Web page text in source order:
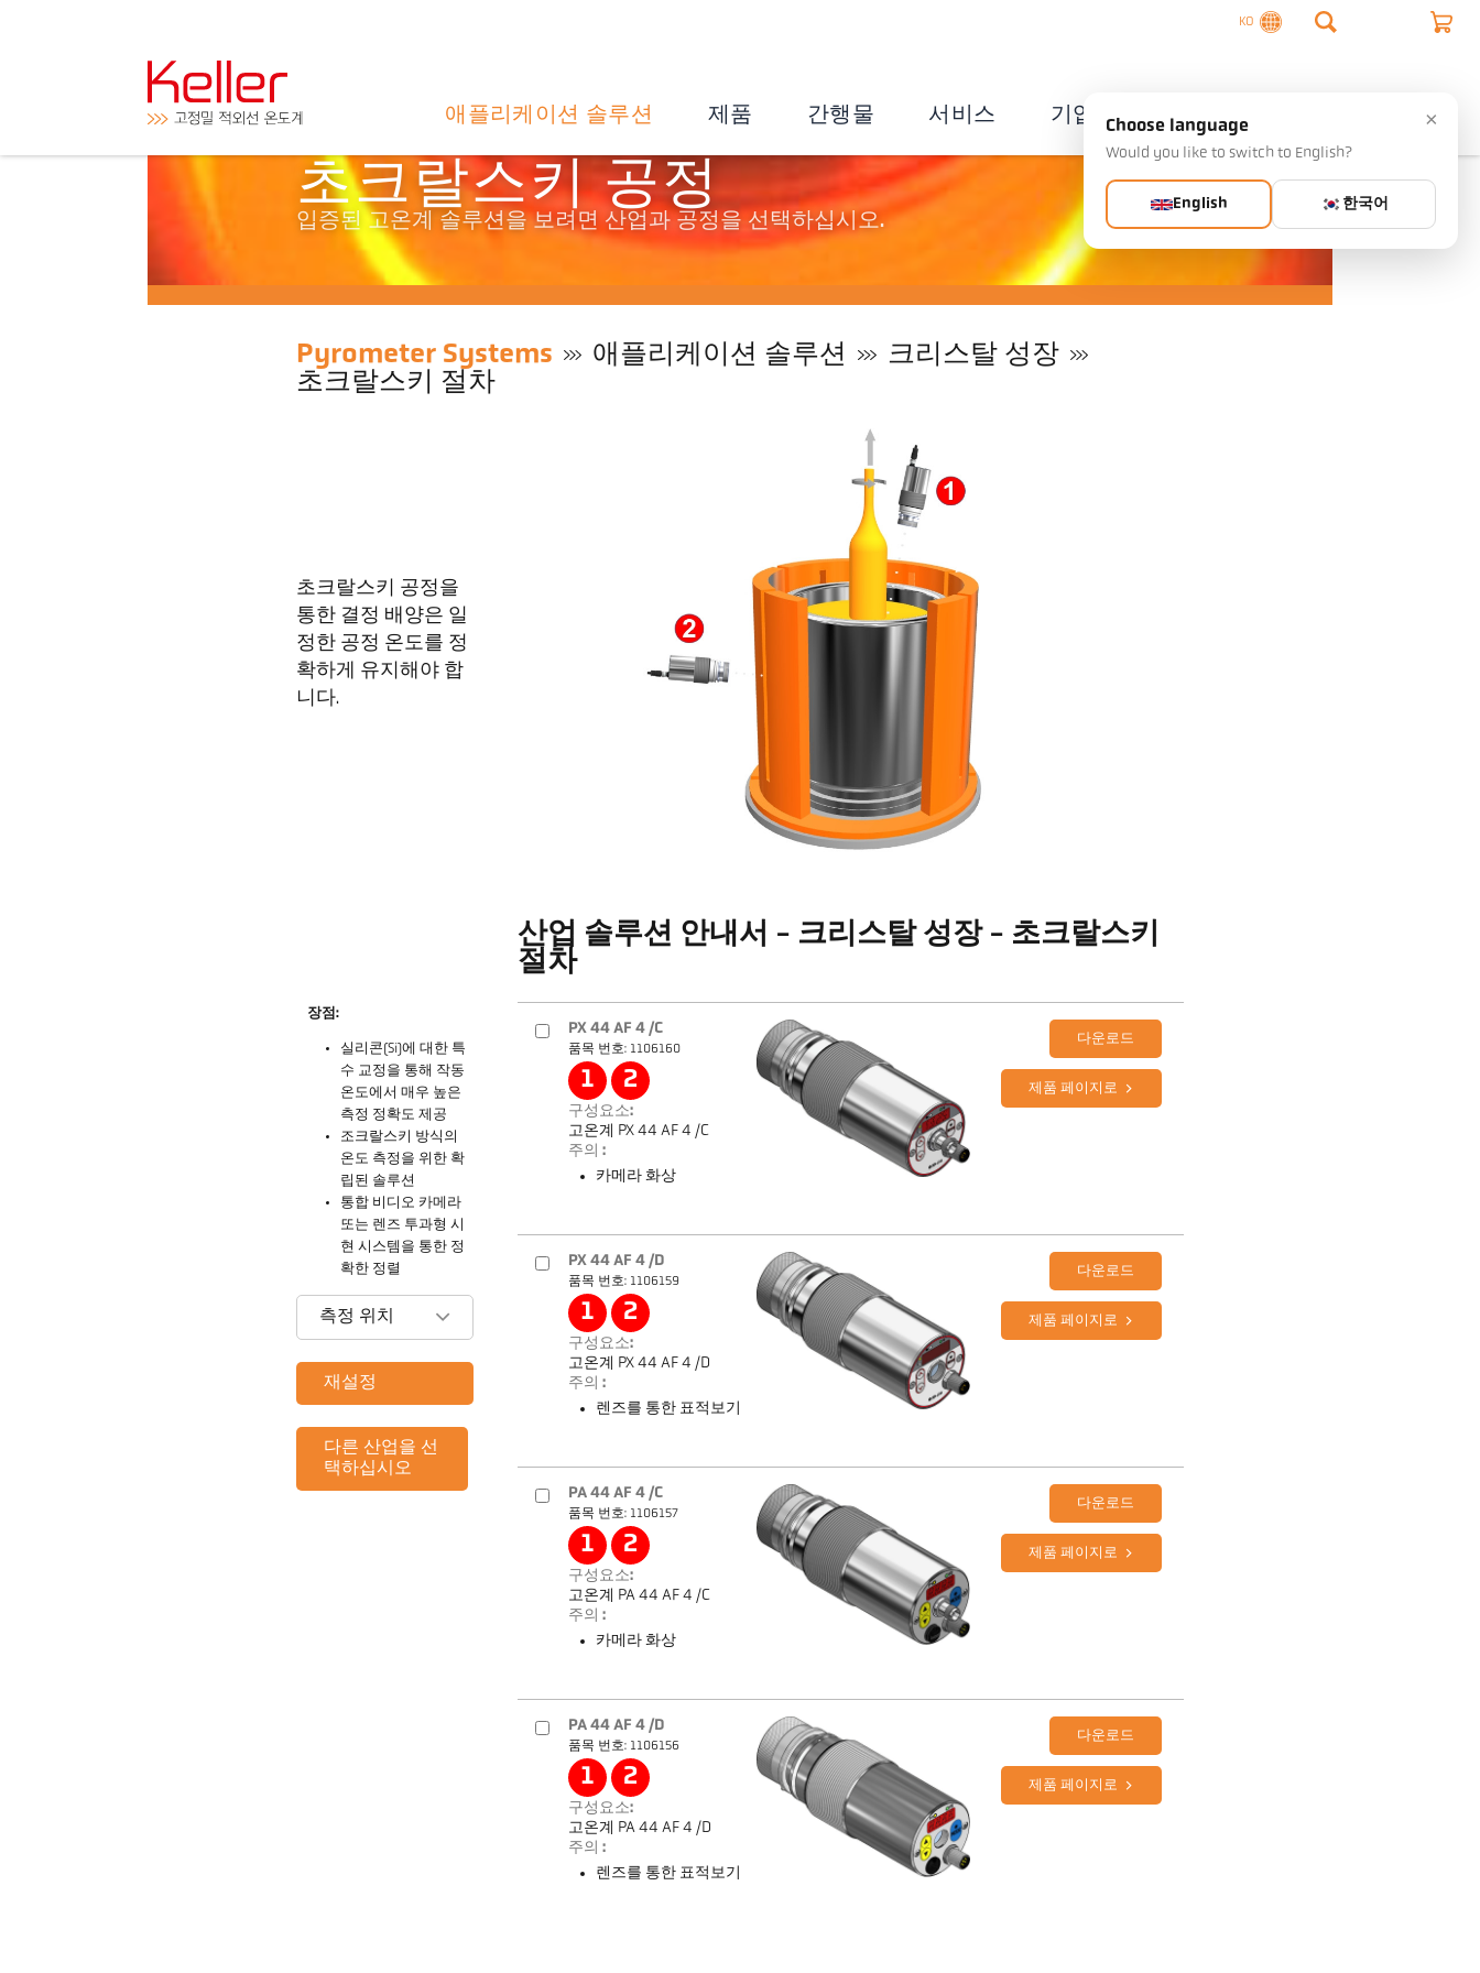
KO
애플리케이션 솔루션 제품 간행물 서비스 기업
초크랄스키 공정
입증된 고온계 솔루션을 보려면 산업과 공정을 선택하십시오.
Pyrometer Systems 애플리케이션 솔루션
크리스탈 성장
초크랄스키 절차
초크랄스키 공정을
통한 결정 배양은 일
정한 공정 온도를 정
확하게 유지해야 합
니다.
산업 솔루션 안내서 - 크리스탈 성장 - 초크랄스키
절차
장점:
실리콘(Si)에 대한 특
수 교정을 통해 작동
온도에서 매우 높은
측정 정확도 제공
조크랄스키 방식의
온도 측정을 위한 확
립된 솔루션
통합 비디오 카메라
또는 렌즈 투과형 시
현 시스템을 통한 정
확한 정렬
측정 위치
재설정
다른 산업을 선
택하십시오
PX 44 AF 4 /C
품목 번호: 1106160
1 2
구성요소:
고온계 PX 44 AF 4 /C
주의 :
카메라 화상
다운로드
제품 페이지로
PX 44 AF 4 /D
품목 번호: 1106159
1 2
구성요소:
고온계 PX 44 AF 4 /D
주의 :
렌즈를 통한 표적보기
다운로드
제품 페이지로
PA 44 AF 4 /C
품목 번호: 1106157
1 2
구성요소:
고온계 PA 44 AF 4 /C
주의 :
카메라 화상
다운로드
제품 페이지로
PA 44 AF 4 /D
품목 번호: 1106156
1 2
구성요소:
고온계 PA 44 AF 4 /D
주의 :
렌즈를 통한 표적보기
다운로드
제품 페이지로
×
Choose language
Would you like to switch to English?
English 한국어